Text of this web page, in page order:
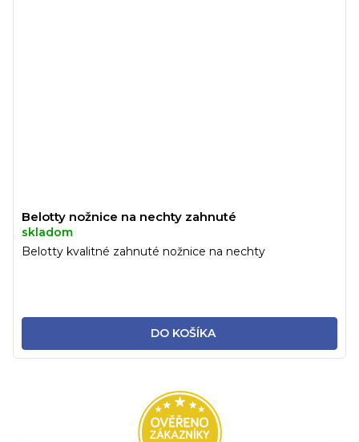
Belotty nožnice na nechty zahnuté
skladom
DO KOŠÍKA
Belotty kvalitné zahnuté nožnice na nechty